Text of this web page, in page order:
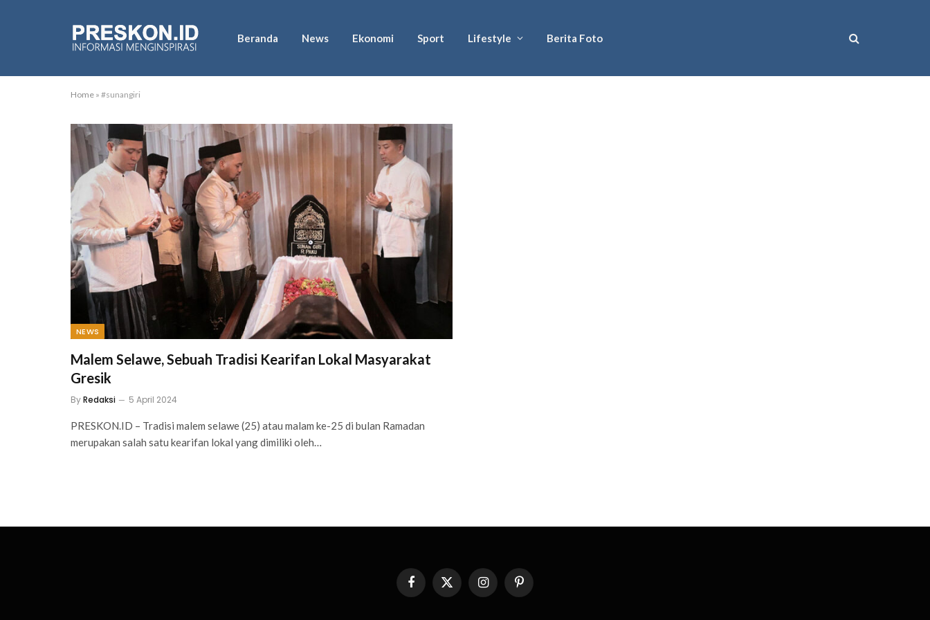
Beranda News Ekonomi Sport Lifestyle Berita Foto
Home » #sunangiri
NEWS
Malem Selawe, Sebuah Tradisi Kearifan Lokal Masyarakat
Gresik
ByRedaksi 5 April 2024
PRESKON.ID – Tradisi malem selawe (25) atau malam ke-25 di bulan Ramadan
merupakan salah satu kearifan lokal yang dimiliki oleh…
FacebookX
(Twitter)
InstagramPinterest